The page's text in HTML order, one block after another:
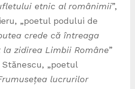
etnic al românimii”,
„poetul podului de
crede că întreaga
zidirea Limbii Române”
„poetul
lucrurilor